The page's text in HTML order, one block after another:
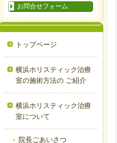
お問合せフォーム
トップページ
横浜ホリスティック治療
室の施術方法の ご紹介
横浜ホリスティック治療
室について
院長ごあいさつ